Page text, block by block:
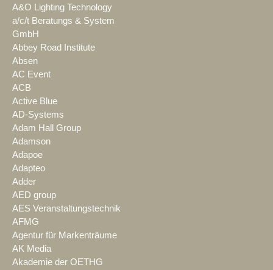
A&O Lighting Technology
a/c/t Beratungs & System
GmbH
Abbey Road Institute
Absen
AC Event
ACB
Active Blue
AD-Systems
Adam Hall Group
Adamson
Adapoe
Adapteo
Adder
AED group
AES Veranstaltungstechnik
AFMG
Agentur für Markenträume
AK Media
Akademie der OETHG